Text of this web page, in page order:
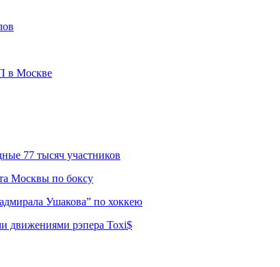
в Москве
77 тысяч участников
Москвы по боксу
Ушакова” по хоккею
движениями рэпера Toxi$